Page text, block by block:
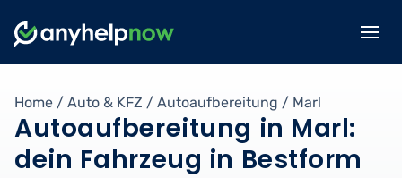
Home / Auto & KFZ / Autoaufbereitung / Marl
Autoaufbereitung in Marl:
dein Fahrzeug in Bestform